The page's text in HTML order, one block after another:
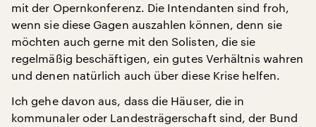
mit der Opernkonferenz. Die Intendanten sind froh,
wenn sie diese Gagen auszahlen können, denn sie
möchten auch gerne mit den Solisten, die sie
regelmäßig beschäftigen, ein gutes Verhältnis wahren
und denen natürlich auch über diese Krise helfen.
Ich gehe davon aus, dass die Häuser, die in
kommunaler oder Landesträgerschaft sind, der Bund